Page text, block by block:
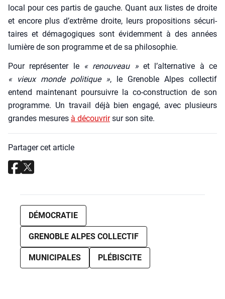
local pour ces par­tis de gauche. Quant aux listes de droite
et encore plus d’ex­trême droite, leurs pro­po­si­tions sécu­ri­
taires et déma­go­giques sont évi­dem­ment à des années
lumière de son pro­gramme et de sa phi­lo­so­phie.
Pour repré­sen­ter le « renou­veau »et l’al­ter­na­tive à ce
« vieux monde poli­tique », le Gre­noble Alpes col­lec­tif
entend main­te­nant pour­suivre la co-construc­tion de son
pro­gramme. Un tra­vail déjà bien enga­gé, avec plu­sieurs
grandes mesures à décou­vrirsur son site.
Partager cet article
DÉMOCRATIE
GRENOBLE ALPES COLLECTIF
MUNICIPALES PLÉBISCITE